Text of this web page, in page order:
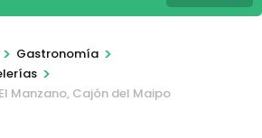
> Gastronomía >
>
Manzano, Cajón del Maipo